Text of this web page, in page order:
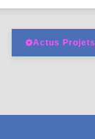
Actus Projets